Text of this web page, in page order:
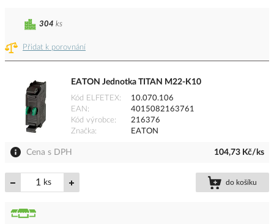
Přidat k porovnání
304 ks
EATON Jednotka TITAN M22-K10
Kód ELFETEX
10.070.106
EAN
4015082163761
Kód výrobce
216376
Značka
EATON
Cena s DPH 104,73 Kč/ks
ks do košíku